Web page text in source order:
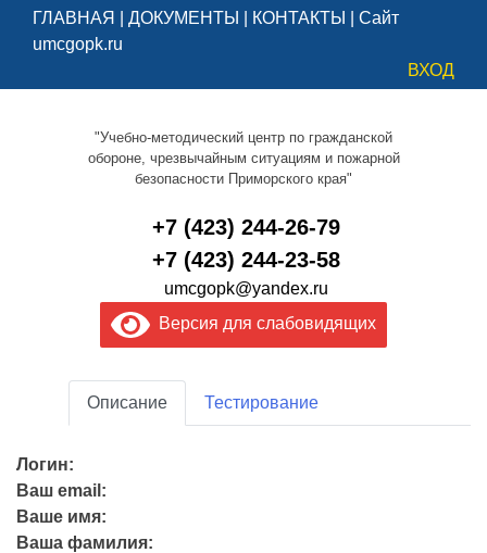
ГЛАВНАЯ ДОКУМЕНТЫ КОНТАКТЫ
Сайт
umcgopk.ru
ВХОД
"Учебно-методический центр по гражданской
обороне, чрезвычайным ситуациям и пожарной
безопасности Приморского края"
+7 (423) 244-26-79
+7 (423) 244-23-58
umcgopk@yandex.ru
Версия для слабовидящих
Описание Тестирование
Логин:
Ваш email:
Ваше имя:
Ваша фамилия: